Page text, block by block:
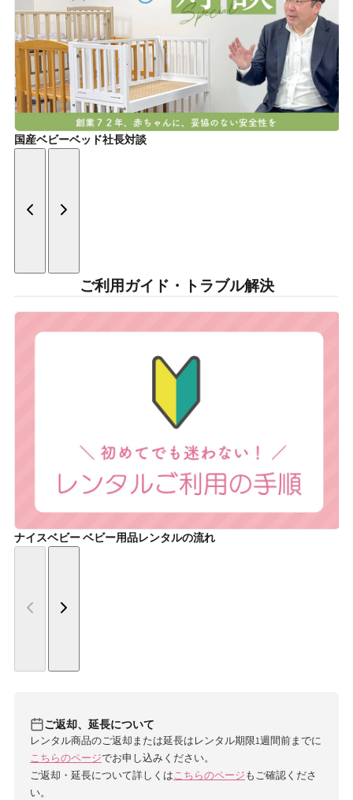
国産ベビーベッド社長対談
ご利用ガイド・トラブル解決
ナイスベビー ベビー用品レンタルの流れ
ご返却、延長について
レンタル商品のご返却または延長はレンタル期限1週間前までに
こちらのページでお申し込みください。
ご返却・延長について詳しくはこちらのページもご確認くださ
い。